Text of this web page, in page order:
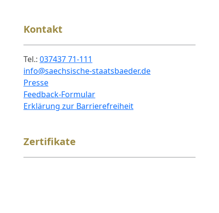
Kontakt
Tel.: 037437 71-111
info@saechsische-staatsbaeder.de
Presse
Feedback-Formular
Erklärung zur Barrierefreiheit
Zertifikate